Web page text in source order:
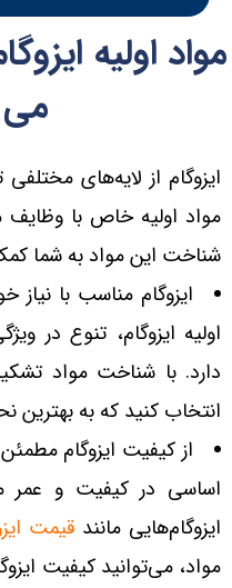
اولیه
ایزوگام از لایه‌های
مواد اولیه خاص با
شناخت این مواد به شما
ایزوگام مناسب با نیاز
اولیه ایزوگام، تنوع در
دارد. با شناخت مواد
انتخاب کنید که به بهترین
از کیفیت ایزوگام
اساسی در کیفیت و عمر
ایزوگام‌هایی مانند قیمت
مواد، می‌توانید کیفیت